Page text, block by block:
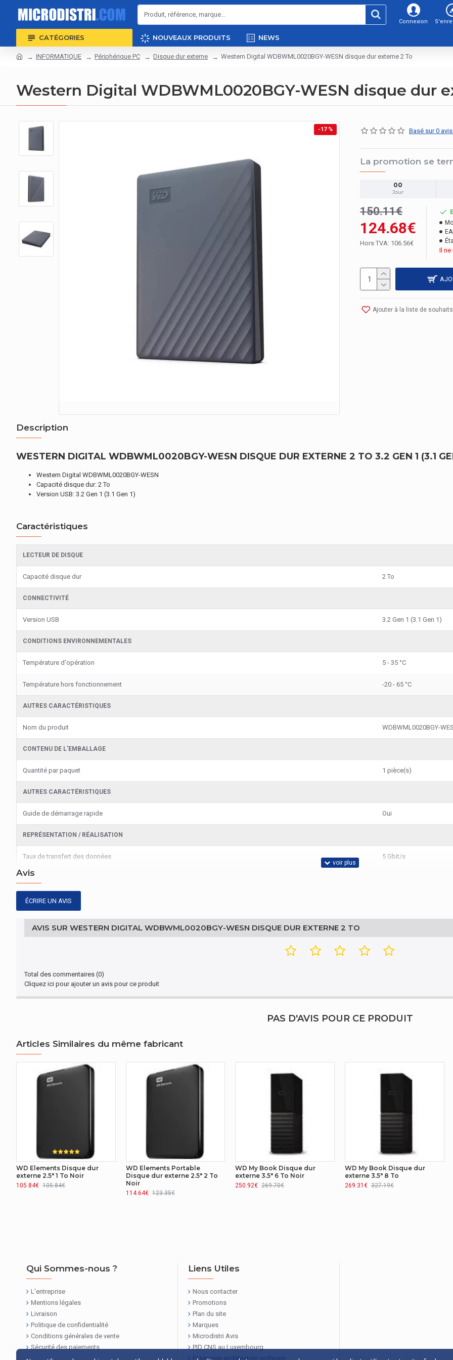
Connexion
CATÉGORIES NOUVEAUX PRODUITS NEWS
INFORMATIQUE Périphérique PC Disque dur externe Western Digital WDBWML0020BGY-WESN disque dur externe 2 To
Western Digital WDBWML0020BGY-WESN disque dur
-17 % Basé sur 0
La promotion se
00
Jour
124.68€
150.11€
Hors TVA: 106.56€
Il ne
Ajouter à la liste de souhaits
Description
WESTERN DIGITAL WDBWML0020BGY-WESN DISQUE DUR EXTERNE 2 TO 3.2 GEN 1 (3.1
Western Digital WDBWML0020BGY-WESN
Capacité disque dur: 2 To
Version USB: 3.2 Gen 1 (3.1 Gen 1)
Caractéristiques
LECTEUR DE DISQUE
Capacité disque dur 2 To
CONNECTIVITÉ
Version USB 3.2 Gen 1 (3.1 Gen 1)
CONDITIONS ENVIRONNEMENTALES
Température d'opération 5 - 35 °C
Température hors fonctionnement -20 - 65 °C
AUTRES CARACTÉRISTIQUES
Nom du produit WDBWML0020BGY-
CONTENU DE L'EMBALLAGE
Quantité par paquet 1 pièce(s)
AUTRES CARACTÉRISTIQUES
Guide de démarrage rapide Oui
REPRÉSENTATION / RÉALISATION
Taux de transfert des données 5 Gbit/s
Avis
ÉCRIRE UN AVIS
AVIS SUR WESTERN DIGITAL WDBWML0020BGY-WESN DISQUE DUR EXTERNE 2 TO
Total des commentaires (0)
Cliquez ici pour ajouter un avis pour ce produit
PAS D'AVIS POUR CE PRODUIT
Articles Similaires du même fabricant
WD Elements Disque dur
externe 2.5" 1 To Noir
105.84€ 105.84€
WD Elements Portable
Disque dur externe 2.5" 2 To
Noir
114.64€ 123.35€
WD My Book Disque dur
externe 3.5" 6 To Noir
250.92€ 269.70€
WD My Book Disque dur
externe 3.5" 8 To
269.31€ 327.19€
Qui Sommes-nous ?
L'entreprise
Mentions légales
Livraison
Politique de confidentialité
Conditions générales de vente
Sécurité des paiements
Liens Utiles
Nous contacter
Promotions
Plan du site
Marques
Microdistri Avis
PID CNS au Luxembourg
Enterprise architecture software